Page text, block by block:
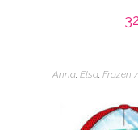
Anna, Elsa, Frozen